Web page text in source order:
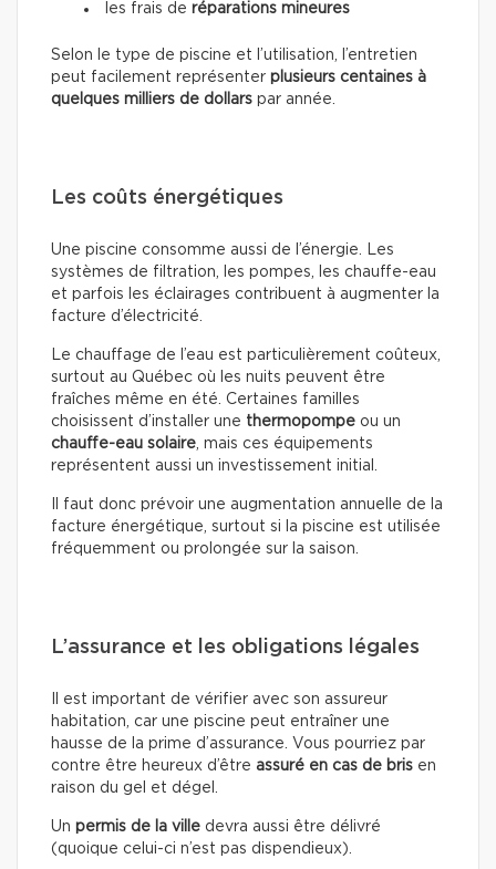
les frais de réparations mineures
Selon le type de piscine et l’utilisation, l’entretien
peut facilement représenter plusieurs centaines à
quelques milliers de dollars par année.
Les coûts énergétiques
Une piscine consomme aussi de l’énergie. Les
systèmes de filtration, les pompes, les chauffe-eau
et parfois les éclairages contribuent à augmenter la
facture d’électricité.
Le chauffage de l’eau est particulièrement coûteux,
surtout au Québec où les nuits peuvent être
fraîches même en été. Certaines familles
choisissent d’installer une thermopompe ou un
chauffe-eau solaire, mais ces équipements
représentent aussi un investissement initial.
Il faut donc prévoir une augmentation annuelle de la
facture énergétique, surtout si la piscine est utilisée
fréquemment ou prolongée sur la saison.
L’assurance et les obligations légales
Il est important de vérifier avec son assureur
habitation, car une piscine peut entraîner une
hausse de la prime d’assurance. Vous pourriez par
contre être heureux d’être assuré en cas de bris en
raison du gel et dégel.
Un permis de la ville devra aussi être délivré
(quoique celui-ci n’est pas dispendieux).